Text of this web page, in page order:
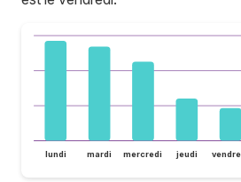
lundi mardi mercredi jeudi